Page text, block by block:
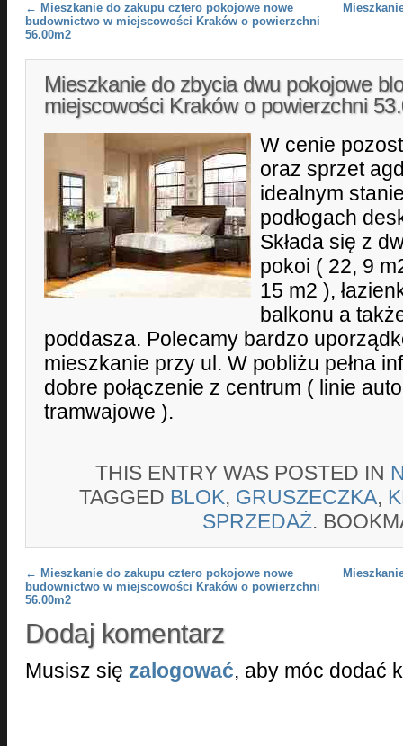
Post navigation
← Mieszkanie do zakupu cztero pokojowe nowe
budownictwo w miejscowości Kraków o powierzchni
56.00m2
Mieszkanie do zbycia dwu pokojowe
miejscowości Kraków o powierzchni
W cenie
oraz sprzet
idealnym
podłogach
Składa się z
pokoi ( 22, 9
15 m2 ),
balkonu a
poddasza. Polecamy bardzo
mieszkanie przy ul. W pobliżu pełna
dobre połączenie z centrum ( linie
tramwajowe ).
THIS ENTRY WAS POSTED IN
TAGGED BLOK, GRUSZECZKA,
SPRZEDAŻ.
Post navigation
← Mieszkanie do zakupu cztero pokojowe nowe
budownictwo w miejscowości Kraków o powierzchni
56.00m2
Dodaj komentarz
Musisz się zalogować, aby móc dodać